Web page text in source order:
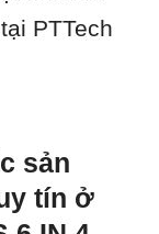
PTTech
sản
tín ở